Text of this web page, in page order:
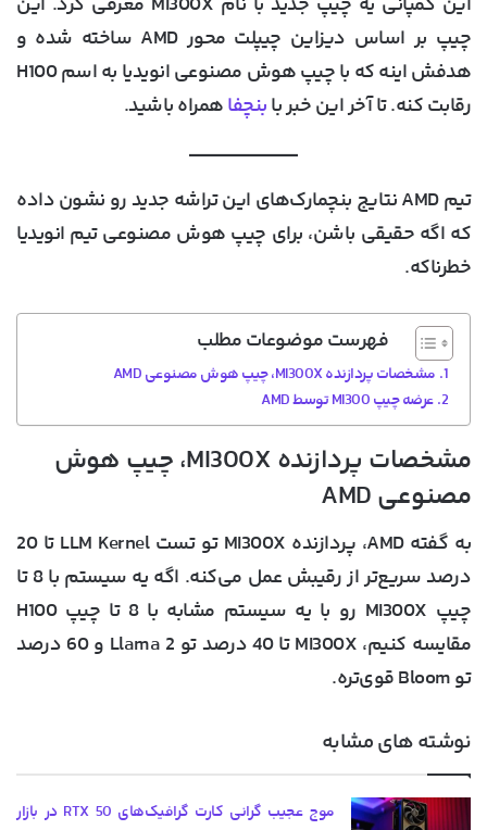
چیپ بر اساس دیزاین چیپلت محور AMD ساخته شده و
هدفش اینه که با چیپ هوش مصنوعی انویدیا به اسم H100
رقابت کنه. تا آخر این خبر بابنچفاهمراه باشید.
تیم AMD نتایج بنچمارک‌های این تراشه جدید رو نشون داده
که اگه حقیقی باشن، برای چیپ هوش مصنوعی تیم انویدیا
خطرناکه.
فهرست موضوعات مطلب
مشخصات پردازنده MI300X، چیپ هوش مصنوعی AMD
عرضه چیپ MI300 توسط AMD
مشخصات پردازنده MI300X، چیپ هوش
مصنوعی AMD
به گفته AMD، پردازنده MI300X تو تست LLM Kernel تا 20
درصد سریع‌تر از رقیبش عمل می‌کنه. اگه یه سیستم با 8 تا
چیپ MI300X رو با یه سیستم مشابه با 8 تا چیپ H100
مقایسه کنیم، MI300X تا 40 درصد تو Llama 2 و 60 درصد
تو Bloom قوی‌تره.
نوشته های مشابه
موج عجیب گرانی کارت گرافیک‌های RTX 50 در بازار